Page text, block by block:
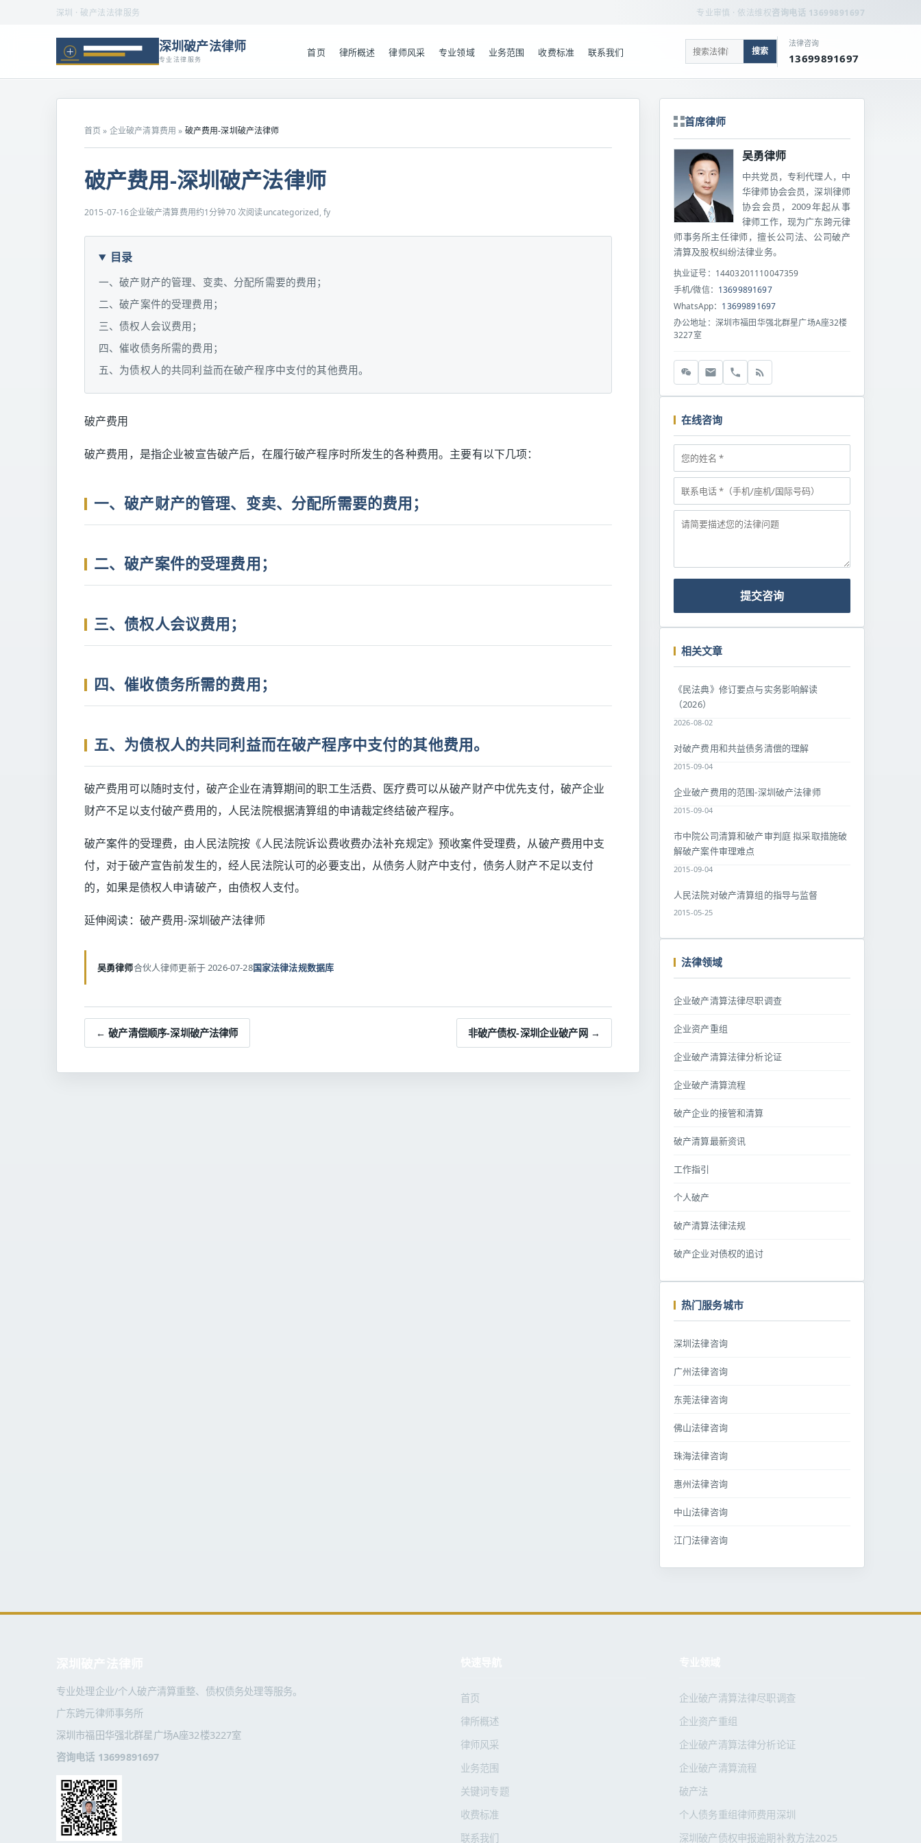
深圳 · 破产法法律服务 专业审慎 · 依法维权咨询电话 13699891697
深圳破产法律师
专业法律服务
首页 律所概述 律师风采 专业领域 业务范围 收费标准 联系我们 搜索
法律咨询
13699891697
首页 » 企业破产清算费用 » 破产费用-深圳破产法律师
破产费用-深圳破产法律师
2015-07-16企业破产清算费用约1分钟70 次阅读uncategorized, fy
目录
一、破产财产的管理、变卖、分配所需要的费用；
二、破产案件的受理费用；
三、债权人会议费用；
四、催收债务所需的费用；
五、为债权人的共同利益而在破产程序中支付的其他费用。
破产费用
破产费用，是指企业被宣告破产后，在履行破产程序时所发生的各种费用。主要有以下几项：
一、破产财产的管理、变卖、分配所需要的费用；
二、破产案件的受理费用；
三、债权人会议费用；
四、催收债务所需的费用；
五、为债权人的共同利益而在破产程序中支付的其他费用。
破产费用可以随时支付，破产企业在清算期间的职工生活费、医疗费可以从破产财产中优先支付，破产企业
财产不足以支付破产费用的，人民法院根据清算组的申请裁定终结破产程序。
破产案件的受理费，由人民法院按《人民法院诉讼费收费办法补充规定》预收案件受理费，从破产费用中支
付，对于破产宣告前发生的，经人民法院认可的必要支出，从债务人财产中支付，债务人财产不足以支付
的，如果是债权人申请破产，由债权人支付。
延伸阅读： 破产费用-深圳破产法律师
吴勇律师合伙人律师更新于 2026-07-28国家法律法规数据库
← 破产清偿顺序-深圳破产法律师 非破产债权-深圳企业破产网 →
首席律师
吴勇律师
中共党员，专利代理人，中
华律师协会会员，深圳律师
协会会员，2009年起从事
律师工作，现为广东跨元律
师事务所主任律师，擅长公司法、公司破产
清算及股权纠纷法律业务。
执业证号：14403201110047359
手机/微信： 13699891697
WhatsApp： 13699891697
办公地址：深圳市福田华强北群星广场A座32楼
3227室
在线咨询
提交咨询
相关文章
《民法典》修订要点与实务影响解读
（2026）
2026-08-02
对破产费用和共益债务清偿的理解
2015-09-04
企业破产费用的范围-深圳破产法律师
2015-09-04
市中院公司清算和破产审判庭 拟采取措施破
解破产案件审理难点
2015-09-04
人民法院对破产清算组的指导与监督
2015-05-25
法律领域
企业破产清算法律尽职调查
企业资产重组
企业破产清算法律分析论证
企业破产清算流程
破产企业的接管和清算
破产清算最新资讯
工作指引
个人破产
破产清算法律法规
破产企业对债权的追讨
热门服务城市
深圳法律咨询
广州法律咨询
东莞法律咨询
佛山法律咨询
珠海法律咨询
惠州法律咨询
中山法律咨询
江门法律咨询
专业处理企业/个人破产清算重整、债权债务处理等服务。
广东跨元律师事务所
深圳市福田华强北群星广场A座32楼3227室
咨询电话 13699891697
首页
律所概述
律师风采
业务范围
关键词专题
收费标准
联系我们
企业破产清算法律尽职调查
企业资产重组
企业破产清算法律分析论证
企业破产清算流程
破产法
个人债务重组律师费用深圳
深圳破产债权申报逾期补救方法2025